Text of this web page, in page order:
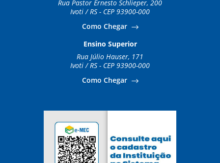
Rua Pastor Ernesto Schlieper, 200
Ivoti / RS - CEP 93900-000
Como Chegar
Ensino Superior
Rua Júlio Hauser, 171
Ivoti / RS - CEP 93900-000
Como Chegar